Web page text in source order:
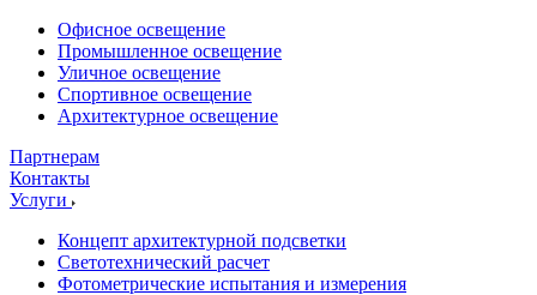
Офисное освещение
Промышленное освещение
Уличное освещение
Спортивное освещение
Архитектурное освещение
Партнерам
Контакты
Услуги
Концепт архитектурной подсветки
Светотехнический расчет
Фотометрические испытания и измерения